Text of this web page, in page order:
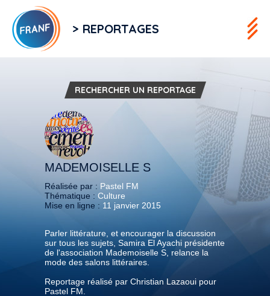
> REPORTAGES
RECHERCHER UN REPORTAGE
MADEMOISELLE S
Réalisée par : Pastel FM
Thématique : Culture
Mise en ligne : 11 janvier 2015
Parler littérature, et encourager la discussion
sur tous les sujets, Samira El Ayachi présidente
de l'association Mademoiselle S, relance la
mode des salons littéraires.
Reportage réalisé par Christian Lazaoui pour
Pastel FM.